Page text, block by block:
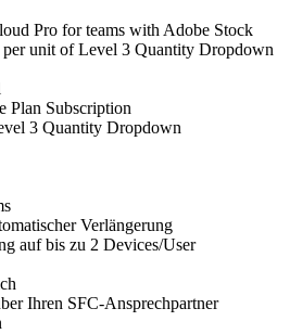
Pro for teams with Adobe Stock
unit of Level 3 Quantity Dropdown
Plan Subscription
3 Quantity Dropdown
Verlängerung
auf bis zu 2 Devices/User
Ihren SFC-Ansprechpartner